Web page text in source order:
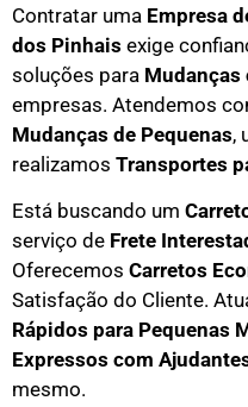
Contratar uma Empresa
dos Pinhais exige
soluções para Mudanças
empresas. Atendemos
Mudanças de Pequenas,
realizamos Transportes
Está buscando um C
serviço de Frete
Oferecemos Carretos
Satisfação do Cliente.
Rápidos para Pequenas
Expressos com
mesmo.